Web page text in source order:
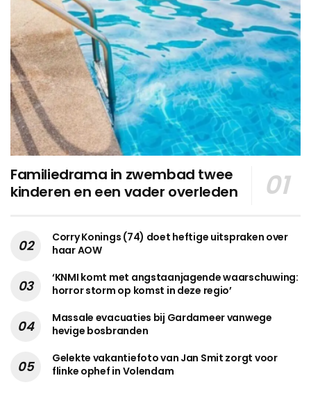
Familiedrama in zwembad twee
kinderen en een vader overleden
Corry Konings (74) doet heftige uitspraken over
haar AOW
‘KNMI komt met angstaanjagende waarschuwing:
horror storm op komst in deze regio’
Massale evacuaties bij Gardameer vanwege
hevige bosbranden
Gelekte vakantiefoto van Jan Smit zorgt voor
flinke ophef in Volendam